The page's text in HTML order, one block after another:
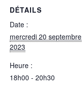
DÉTAILS
Date :
mercredi 20 septembre
2023
Heure :
18h00 - 20h30